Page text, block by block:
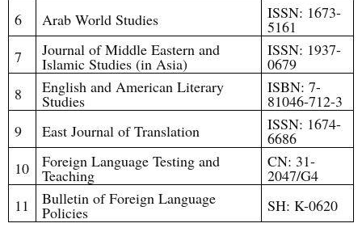
6
Arab World Studies ISSN: 1673-
5161
7
Journal of Middle Eastern and
Islamic Studies (in Asia)
ISSN: 1937-
0679
8
English and American Literary
Studies
ISBN: 7-
81046-712-3
9
East Journal of Translation ISSN: 1674-
6686
10
Foreign Language Testing and
Teaching
CN: 31-
2047/G4
11
Bulletin of Foreign Language
Policies SH: K-0620